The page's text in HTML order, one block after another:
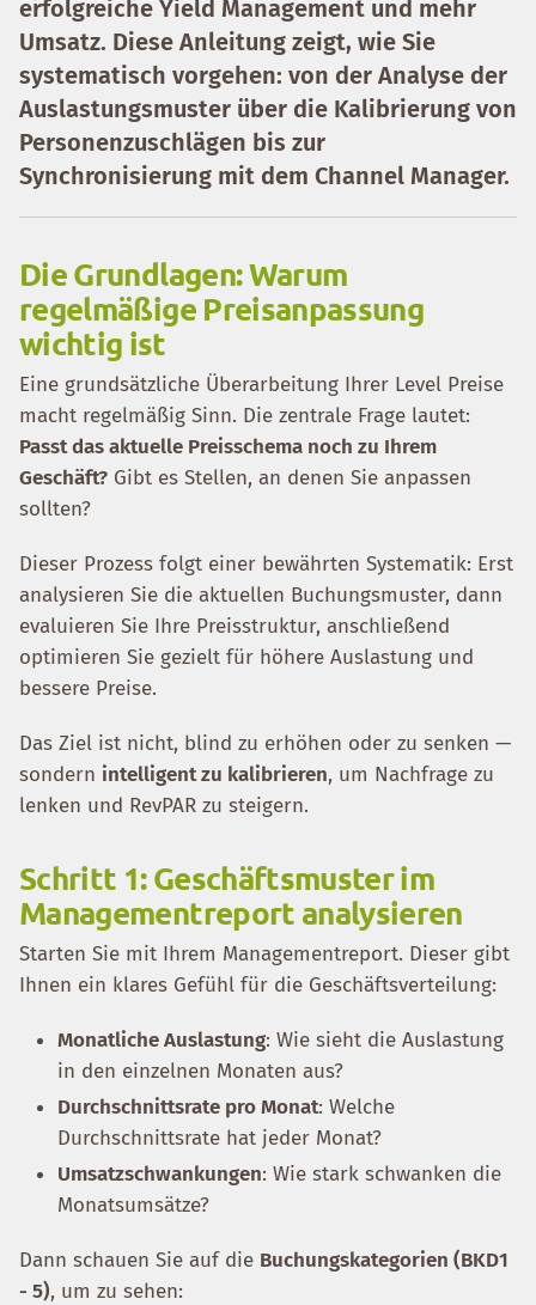
erfolgreiche Yield Management und mehr
Umsatz. Diese Anleitung zeigt, wie Sie
systematisch vorgehen: von der Analyse der
Auslastungsmuster über die Kalibrierung von
Personenzuschlägen bis zur
Synchronisierung mit dem Channel Manager.
Die Grundlagen: Warum
regelmäßige Preisanpassung
wichtig ist
Eine grundsätzliche Überarbeitung Ihrer Level Preise
macht regelmäßig Sinn. Die zentrale Frage lautet:
Passt das aktuelle Preisschema noch zu Ihrem
Geschäft? Gibt es Stellen, an denen Sie anpassen
sollten?
Dieser Prozess folgt einer bewährten Systematik: Erst
analysieren Sie die aktuellen Buchungsmuster, dann
evaluieren Sie Ihre Preisstruktur, anschließend
optimieren Sie gezielt für höhere Auslastung und
bessere Preise.
Das Ziel ist nicht, blind zu erhöhen oder zu senken —
sondern intelligent zu kalibrieren, um Nachfrage zu
lenken und RevPAR zu steigern.
Schritt 1: Geschäftsmuster im
Managementreport analysieren
Starten Sie mit Ihrem Managementreport. Dieser gibt
Ihnen ein klares Gefühl für die Geschäftsverteilung:
Monatliche Auslastung: Wie sieht die Auslastung
in den einzelnen Monaten aus?
Durchschnittsrate pro Monat: Welche
Durchschnittsrate hat jeder Monat?
Umsatzschwankungen: Wie stark schwanken die
Monatsumsätze?
Dann schauen Sie auf die Buchungskategorien (BKD1
- 5), um zu sehen: